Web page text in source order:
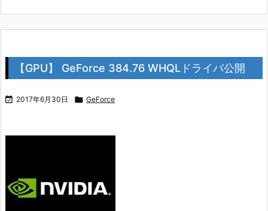
【GPU】 GeForce 384.76 WHQLドライバ公開
 2017年6月30日  GeForce